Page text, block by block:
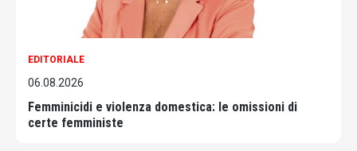
EDITORIALE
06.08.2026
Femminicidi e violenza domestica: le omissioni di
certe femministe